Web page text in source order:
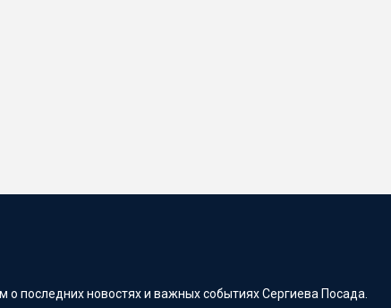
последних новостях и важных событиях Сергиева Посада.